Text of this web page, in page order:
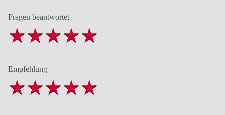
Fragen beantwortet
Empfehlung